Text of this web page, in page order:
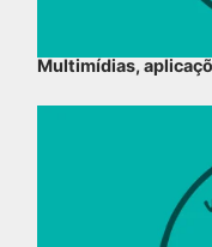
Multimídias,